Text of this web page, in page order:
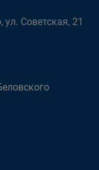
Советская, 21